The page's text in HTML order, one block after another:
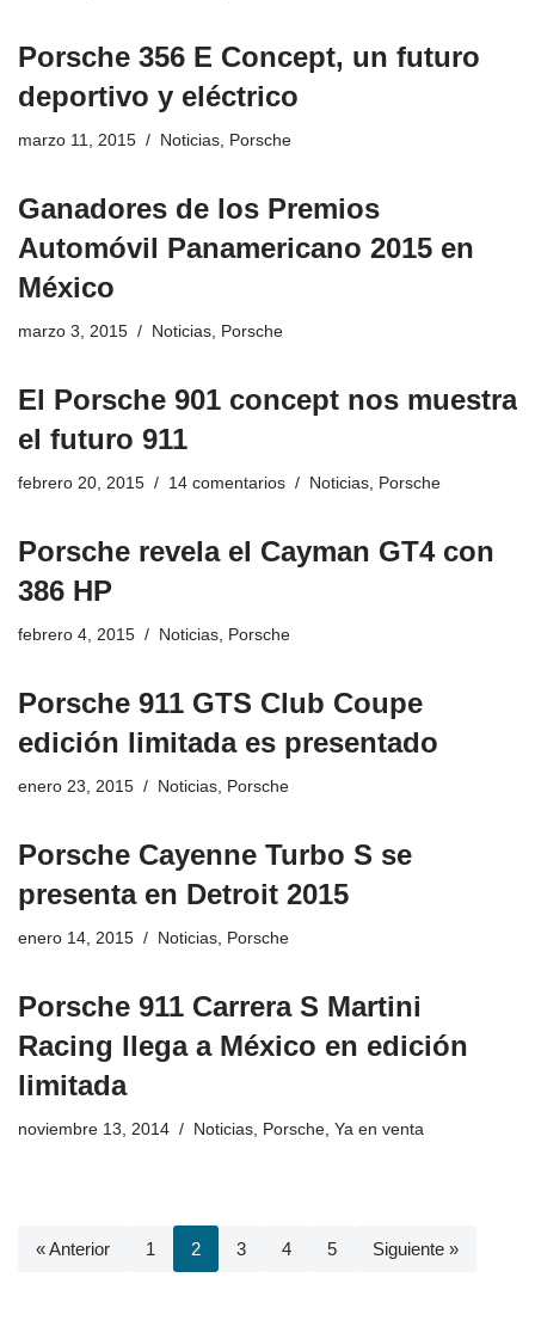
Porsche 356 E Concept, un futuro
deportivo y eléctrico
marzo 11, 2015 Noticias, Porsche
Ganadores de los Premios
Automóvil Panamericano 2015 en
México
marzo 3, 2015 Noticias, Porsche
El Porsche 901 concept nos muestra
el futuro 911
febrero 20, 2015 14 comentarios Noticias, Porsche
Porsche revela el Cayman GT4 con
386 HP
febrero 4, 2015 Noticias, Porsche
Porsche 911 GTS Club Coupe
edición limitada es presentado
enero 23, 2015 Noticias, Porsche
Porsche Cayenne Turbo S se
presenta en Detroit 2015
enero 14, 2015 Noticias, Porsche
Porsche 911 Carrera S Martini
Racing llega a México en edición
limitada
noviembre 13, 2014 Noticias, Porsche, Ya en venta
« Anterior 1 2 3 4 5 Siguiente »